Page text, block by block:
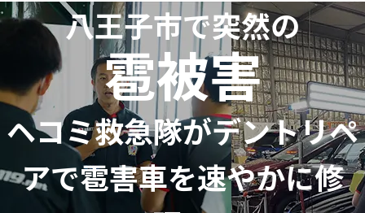
八王子市で突然の
雹被害
ヘコミ救急隊がデントリペ
アで雹害車を速やかに修